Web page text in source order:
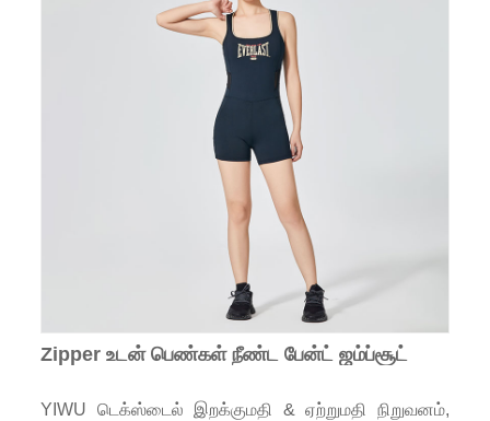
Zipper உடன் பெண்கள் நீண்ட பேன்ட் ஜம்ப்சூட்
YIWU டெக்ஸ்டைல் ​​இறக்குமதி & ஏற்றுமதி நிறுவனம்,